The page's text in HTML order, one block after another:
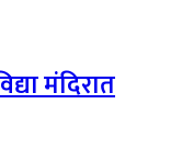
मंदिरात